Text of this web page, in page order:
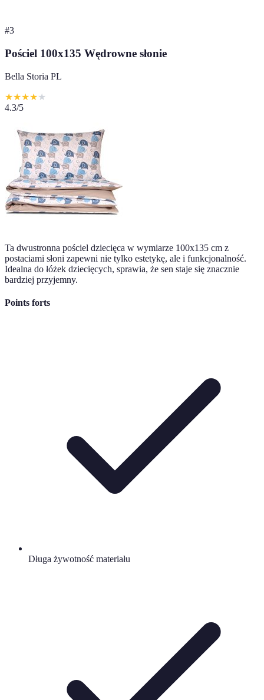
#3
Pościel 100x135 Wędrowne słonie
Bella Storia PL
★★★★★
4.3/5
Ta dwustronna pościel dziecięca w wymiarze 100x135 cm z
postaciami słoni zapewni nie tylko estetykę, ale i funkcjonalność.
Idealna do łóżek dziecięcych, sprawia, że sen staje się znacznie
bardziej przyjemny.
Points forts
Długa żywotność materiału